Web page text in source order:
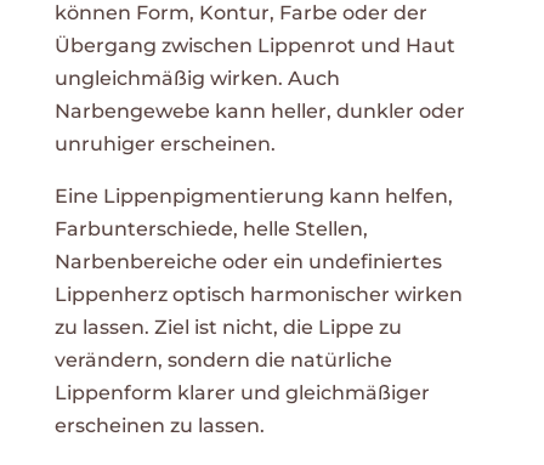
können Form, Kontur, Farbe oder der
Übergang zwischen Lippenrot und Haut
ungleichmäßig wirken. Auch
Narbengewebe kann heller, dunkler oder
unruhiger erscheinen.
Eine Lippenpigmentierung kann helfen,
Farbunterschiede, helle Stellen,
Narbenbereiche oder ein undefiniertes
Lippenherz optisch harmonischer wirken
zu lassen. Ziel ist nicht, die Lippe zu
verändern, sondern die natürliche
Lippenform klarer und gleichmäßiger
erscheinen zu lassen.